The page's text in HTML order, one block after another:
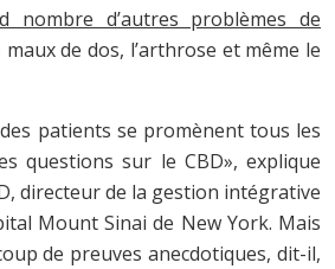
nombre d’autres problèmes de
de dos, l’arthrose et même le
patients se promènent tous les
questions sur le CBD», explique
directeur de la gestion intégrative
Mount Sinai de New York. Mais
de preuves anecdotiques, dit-il,